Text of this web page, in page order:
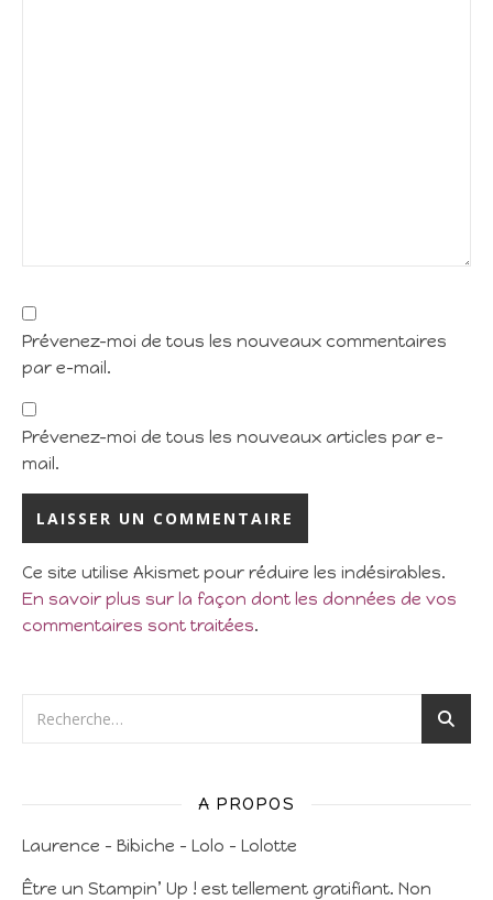
Prévenez-moi de tous les nouveaux commentaires
par e-mail.
Prévenez-moi de tous les nouveaux articles par e-
mail.
Ce site utilise Akismet pour réduire les indésirables.
En savoir plus sur la façon dont les données de vos
commentaires sont traitées.
A PROPOS
Laurence – Bibiche – Lolo – Lolotte
Être un Stampin’ Up ! est tellement gratifiant. Non